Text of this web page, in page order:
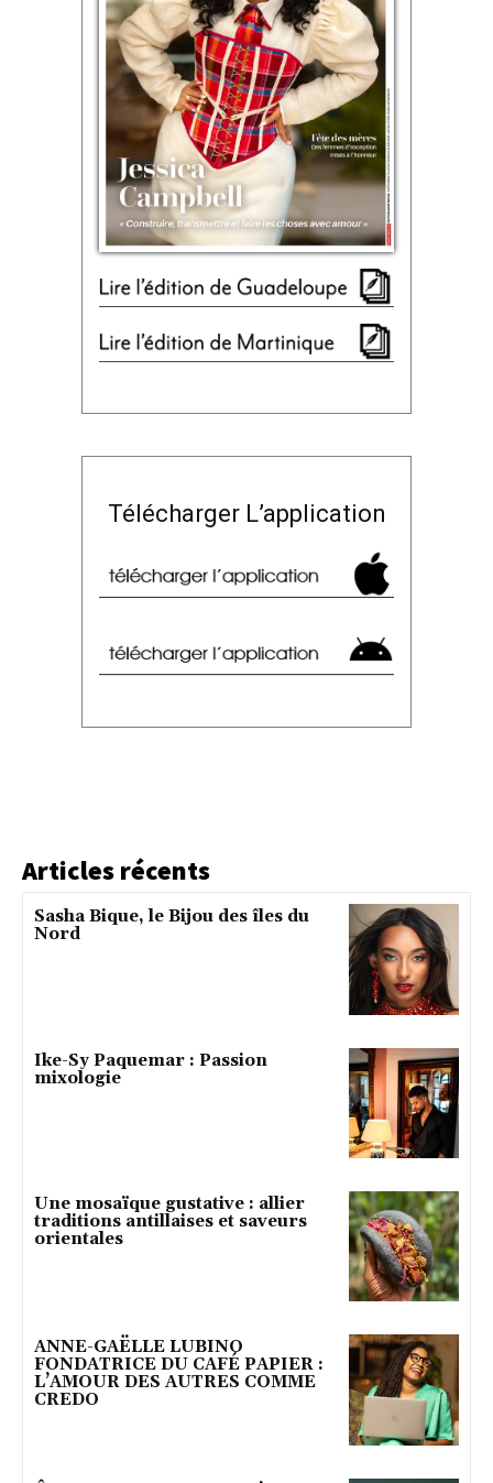
Télécharger L’application
Articles récents
Sasha Bique, le Bijou des îles du
Nord
Ike-Sy Paquemar : Passion
mixologie
Une mosaïque gustative : allier
traditions antillaises et saveurs
orientales
ANNE-GAËLLE LUBINO
FONDATRICE DU CAFÉ PAPIER :
L’AMOUR DES AUTRES COMME
CREDO